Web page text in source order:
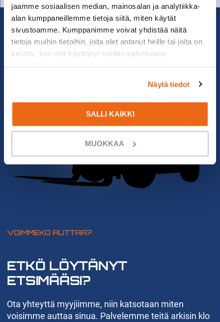
jaamme sosiaalisen median, mainosalan ja analytiikka-
alan kumppaneillemme tietoja siitä, miten käytät
sivustoamme. Kumppanimme voivat yhdistää näitä
tietoja muihin tietoihin, joita olet antanut heille tai joita on
kerätty, kun olet käyttänyt heidän palvelujaan.
Näytä tiedot
SALLI KAIKKI
MUOKKAA
VOIMMEKO AUTTAA?
ETKÖ LÖYTÄNYT
ETSIMÄÄSI?
Ota yhteyttä myyjiimme, niin katsotaan miten
voisimme auttaa sinua. Palvelemme teitä arkisin klo